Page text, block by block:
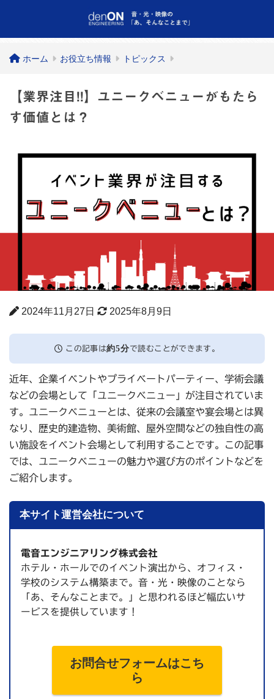
ホーム お役立ち情報 トピックス
【業界注目!!】ユニークベニューがもたら
す価値とは？
2024年11月27日 2025年8月9日
この記事は約5分で読むことができます。
近年、企業イベントやプライベートパーティー、学術会議
などの会場として「ユニークベニュー」が注目されていま
す。ユニークベニューとは、従来の会議室や宴会場とは異
なり、歴史的建造物、美術館、屋外空間などの独自性の高
い施設をイベント会場として利用することです。この記事
では、ユニークベニューの魅力や選び方のポイントなどを
ご紹介します。
本サイト運営会社について
電音エンジニアリング株式会社
ホテル・ホールでのイベント演出から、オフィス・
学校のシステム構築まで。音・光・映像のことなら
「あ、そんなことまで。」と思われるほど幅広いサ
ービスを提供しています！
お問合せフォームはこち
ら